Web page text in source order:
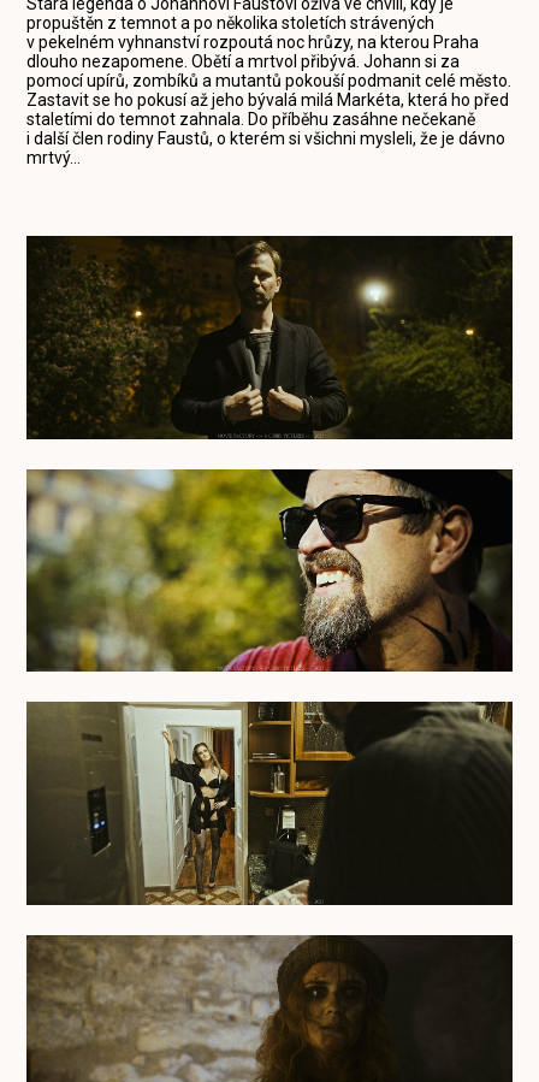
propuštěn z temnot a po několika stoletích strávených
v pekelném vyhnanství rozpoutá noc hrůzy, na kterou Praha
dlouho nezapomene. Obětí a mrtvol přibývá. Johann si za
pomocí upírů, zombíků a mutantů pokouší podmanit celé město.
Zastavit se ho pokusí až jeho bývalá milá Markéta, která ho před
staletími do temnot zahnala. Do příběhu zasáhne nečekaně
i další člen rodiny Faustů, o kterém si všichni mysleli, že je dávno
mrtvý…